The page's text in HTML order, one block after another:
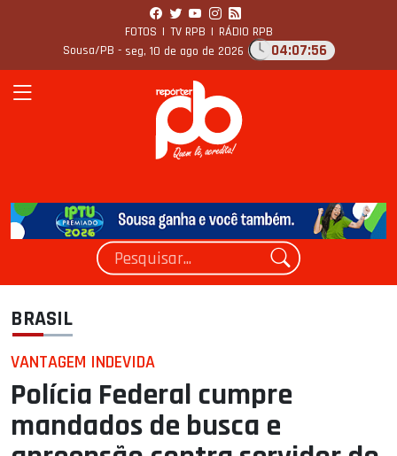
FOTOS | TV RPB | RÁDIO RPB
Sousa/PB - seg, 10 de ago de 2026 04:07:57
BRASIL
VANTAGEM INDEVIDA
Polícia Federal cumpre
mandados de busca e